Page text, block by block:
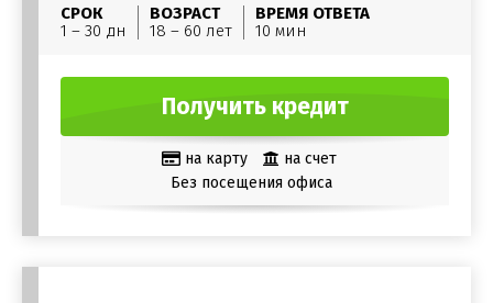
СРОК
1 – 30 дн
ВОЗРАСТ
18 – 60 лет
ВРЕМЯ ОТВЕТА
10 мин
Получить кредит
на карту
на счет
Без посещения офиса